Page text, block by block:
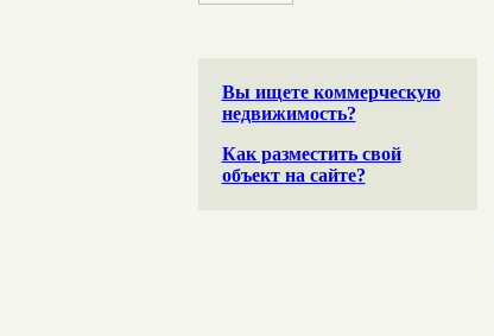
Вы ищете коммерческую
недвижимость?
Как разместить свой
объект на сайте?